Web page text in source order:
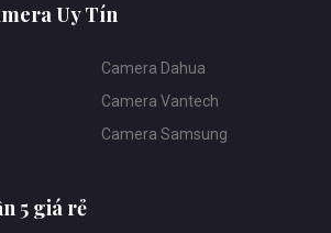
Uy Tín
Camera Dahua
Camera Vantech
Camera Samsung
5 giá rẻ